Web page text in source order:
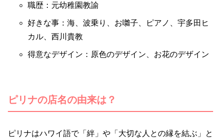
職歴：元幼稚園教諭
好きな事：海、波乗り、お囃子、ピアノ、宇多田ヒ
カル、西川貴教
得意なデザイン：原色のデザイン、お花のデザイン
ピリナの店名の由来は？
ピリナはハワイ語で「絆」や「大切な人との縁を結ぶ」と